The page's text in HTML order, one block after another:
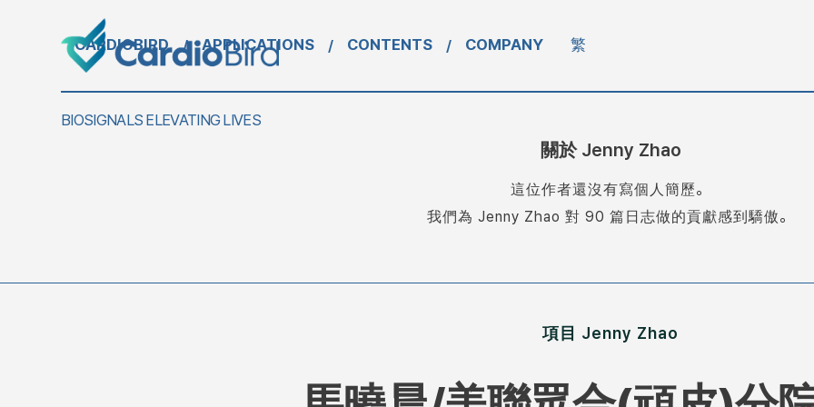
CARDIOBIRD / APPLICATIONS / CONTENTS / COMPANY 繁
BIOSIGNALS ELEVATING LIVES
關於 Jenny Zhao
這位作者還沒有寫個人簡歷。
我們為 Jenny Zhao 對 90 篇日志做的貢獻感到驕傲。
項目 Jenny Zhao